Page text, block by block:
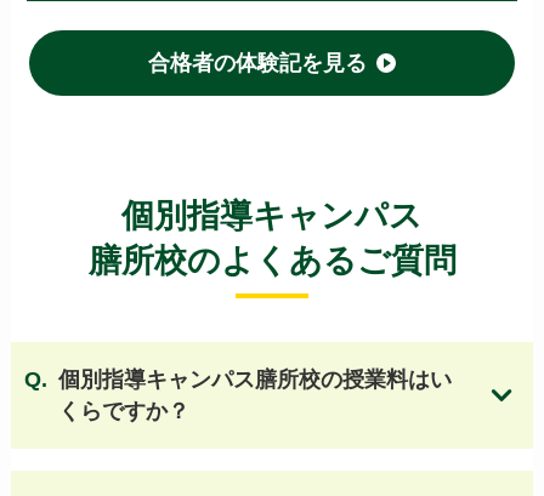
山城高等学校
南陽高等学校
城南菱創高等学校
【京都 国立・私立高校】
立命館高等学校
東山高等学校
同志社国際高等学校
立命館宇治高等学校
京都成章高等学校
大谷高等学校（京都）
京都産業大学附属高等学校
同志社女子高等学校
合格者の体験記を見る
個別指導キャンパス
膳所校のよくあるご質問
個別指導キャンパス膳所校の授業料はい
くらですか？